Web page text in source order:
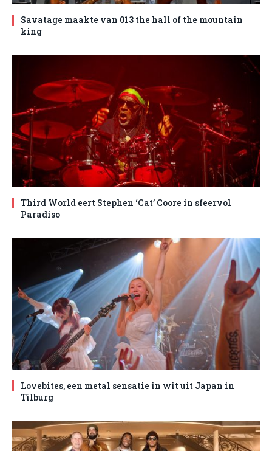
Savatage maakte van 013 the hall of the mountain
king
Third World eert Stephen ‘Cat’ Coore in sfeervol
Paradiso
Lovebites, een metal sensatie in wit uit Japan in
Tilburg